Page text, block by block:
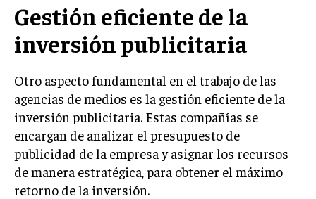
MARKETING B2B
MARKETING B2C
FRANQUICIAS
MARKETING DE INFLUENCERS
E-COMMERCE
E-COMMERCE Y COMERCIO ELECTRÓNICO
ESTRATEGIAS DE PRICING Y GESTIÓN DE
PRECIOS
Gestión eficiente de la
inversión publicitaria
Otro aspecto fundamental en el trabajo de las
agencias de medios es la gestión eficiente de la
inversión publicitaria. Estas compañías se
encargan de analizar el presupuesto de
publicidad de la empresa y asignar los recursos
de manera estratégica, para obtener el máximo
retorno de la inversión.